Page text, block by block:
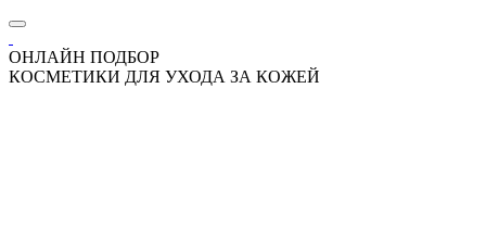
ОНЛАЙН ПОДБОР
КОСМЕТИКИ ДЛЯ УХОДА ЗА КОЖЕЙ